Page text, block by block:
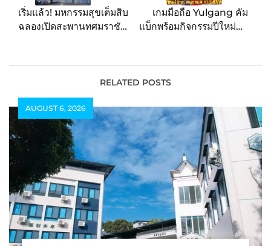
เริ่มแล้ว! มหกรรมสุขเต็มสิบ
ฉลองเปิดสะพานทศมราชัน
ก่อนเปิดใช้งานจริง
เกมมือถือ Yulgang คัม
แบ็กพร้อมกิจกรรมปีใหม่สุด
มันส์สุดเหวี่ยงในยุทธภพ!
RELATED POSTS
AUGUST 6, 2026